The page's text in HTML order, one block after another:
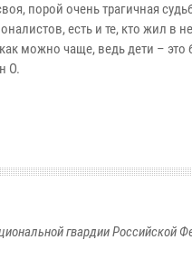
порой очень трагичная
есть и те, кто жил в
можно чаще, ведь дети –
О.
гвардии Российской